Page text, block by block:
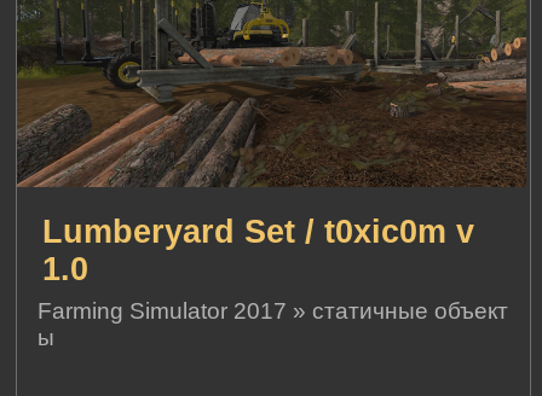
Lumberyard Set / t0xic0m v
1.0
Farming Simulator 2017 » статичные объект
ы